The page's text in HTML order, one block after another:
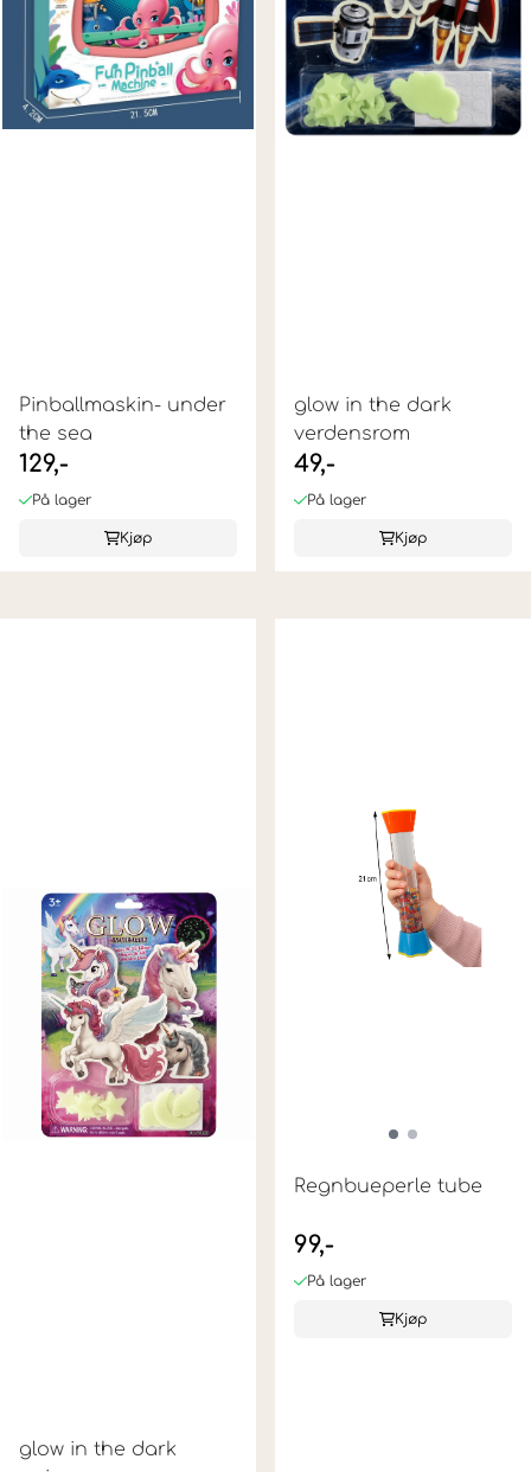
Pinballmaskin- under
the sea
129,-
På lager
Kjøp
glow in the dark
verdensrom
49,-
På lager
Kjøp
glow in the dark
Regnbueperle tube
99,-
På lager
Kjøp